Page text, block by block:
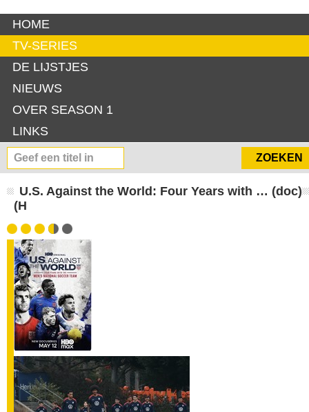
HOME
TV-SERIES
DE LIJSTJES
NIEUWS
OVER SEASON 1
LINKS
U.S. Against the World: Four Years with … (doc)
(H